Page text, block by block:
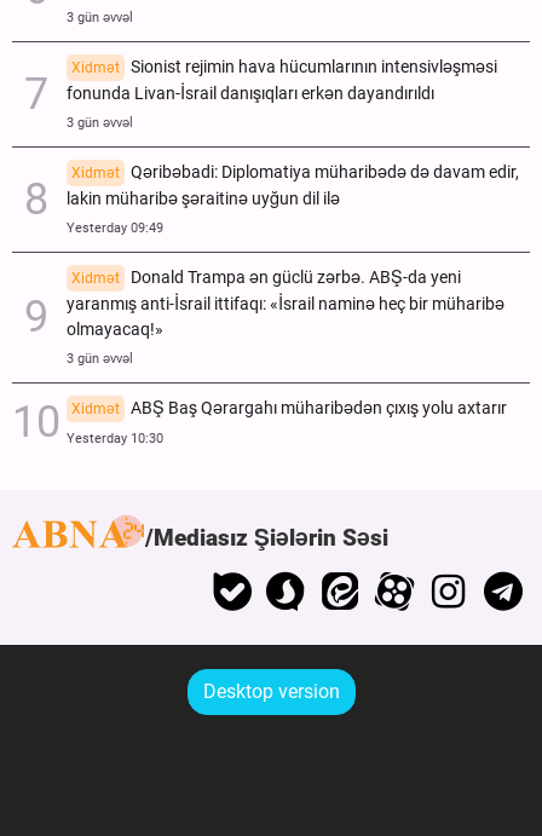
3 gün əvvəl
Xidmət
Sionist rejimin hava hücumlarının intensivləşməsi
fonunda Livan-İsrail danışıqları erkən dayandırıldı
3 gün əvvəl
Xidmət
Qəribəbadi: Diplomatiya müharibədə də davam edir,
lakin müharibə şəraitinə uyğun dil ilə
Yesterday 09:49
Xidmət
Donald Trampa ən güclü zərbə. ABŞ-da yeni
yaranmış anti-İsrail ittifaqı: «İsrail naminə heç bir müharibə
olmayacaq!»
3 gün əvvəl
Xidmət ABŞ Baş Qərargahı müharibədən çıxış yolu axtarır
Yesterday 10:30
Mediasız Şiələrin Səsi
Desktop version